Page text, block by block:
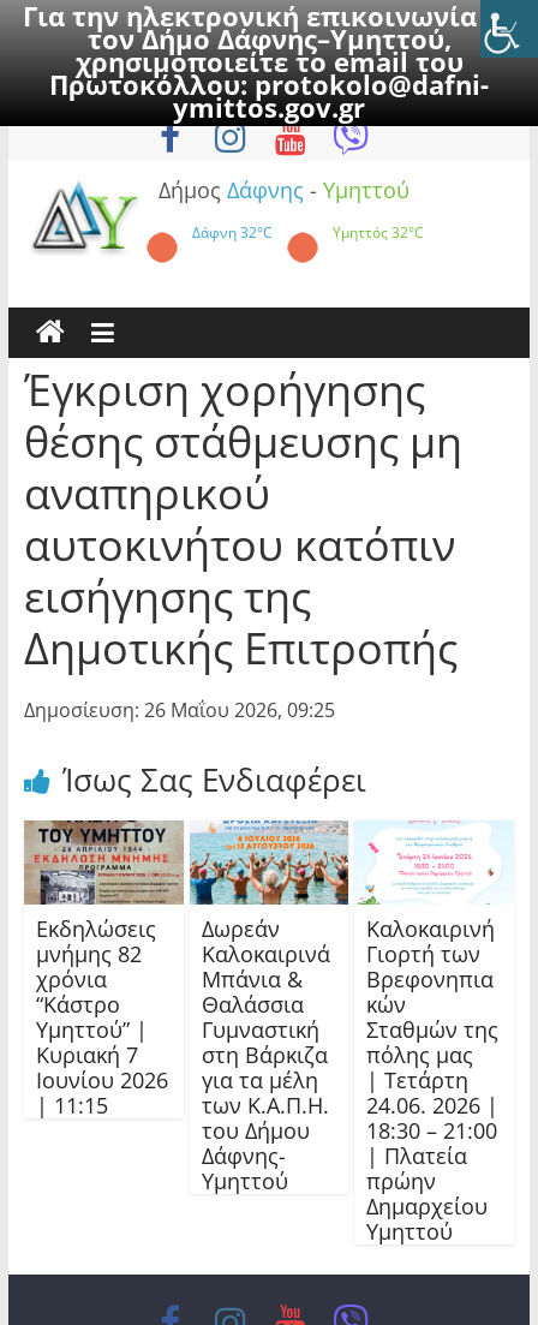
Για την ηλεκτρονική επικοινωνία με
τον Δήμο Δάφνης–Υμηττού,
χρησιμοποιείτε το email του
Πρωτοκόλλου:protokolo@dafni-
ymittos.gov.gr
to
Κυριακή, 9 Αυγούστου 2026
Δήμος Δάφνης - Υμηττού
Δάφνη32°C Υμηττός32°C
Έγκριση χορήγησης
θέσης στάθμευσης μη
αναπηρικού
αυτοκινήτου κατόπιν
εισήγησης της
Δημοτικής Επιτροπής
Δημοσίευση: 26 Μαΐου 2026, 09:25
Ίσως Σας Ενδιαφέρει
Εκδηλώσεις
μνήμης 82
χρόνια
“Κάστρο
Υμηττού” |
Κυριακή 7
Ιουνίου 2026
| 11:15
Δωρεάν
Καλοκαιρινά
Μπάνια &
Θαλάσσια
Γυμναστική
στη Βάρκιζα
για τα μέλη
των Κ.Α.Π.Η.
του Δήμου
Δάφνης-
Υμηττού
Καλοκαιρινή
Γιορτή των
Βρεφονηπια
κών
Σταθμών της
πόλης μας
| Τετάρτη
24.06. 2026 |
18:30 – 21:00
| Πλατεία
πρώην
Δημαρχείου
Υμηττού